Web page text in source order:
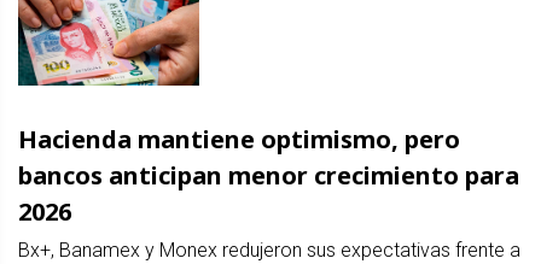
Hacienda mantiene optimismo, pero
bancos anticipan menor crecimiento para
2026
Bx+, Banamex y Monex redujeron sus expectativas frente a